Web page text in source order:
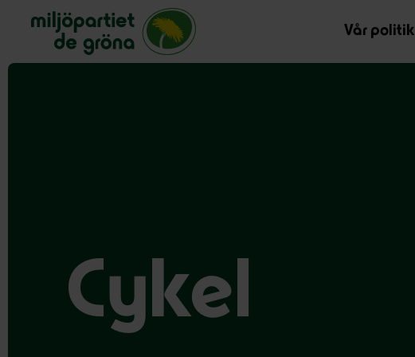
Miljöpartiet de gröna, startsida
Vår politik
Cykel